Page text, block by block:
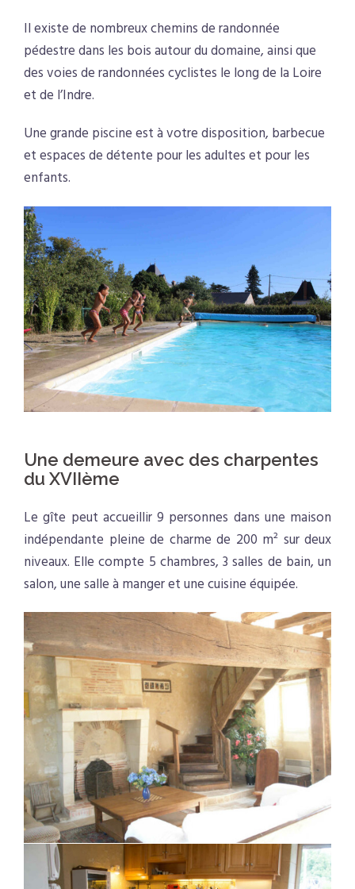
Il existe de nombreux chemins de randonnée
pédestre dans les bois autour du domaine, ainsi que
des voies de randonnées cyclistes le long de la Loire
et de l’Indre.
Une grande piscine est à votre disposition, barbecue
et espaces de détente pour les adultes et pour les
enfants.
Une demeure avec des charpentes
du XVIIème
Le gîte peut accueillir 9 personnes dans une maison
indépendante pleine de charme de 200 m² sur deux
niveaux. Elle compte 5 chambres, 3 salles de bain, un
salon, une salle à manger et une cuisine équipée.